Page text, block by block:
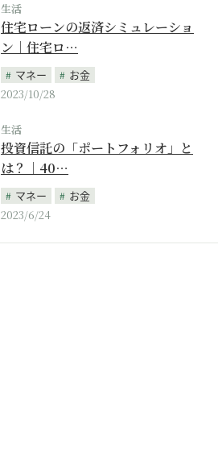
生活
住宅ローンの返済シミュレーショ
ン｜住宅ロ…
マネー
お金
2023/10/28
生活
投資信託の「ポートフォリオ」と
は？｜40…
マネー
お金
2023/6/24